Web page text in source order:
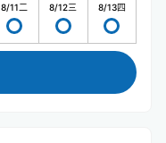
8/11二 8/12三 8/13四